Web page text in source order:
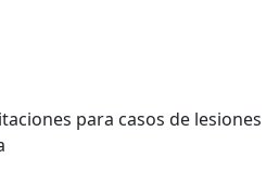
para casos de lesiones